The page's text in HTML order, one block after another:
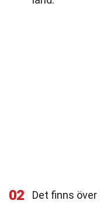
02
Det finns